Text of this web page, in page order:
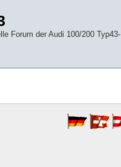
Forum der Audi 100/200